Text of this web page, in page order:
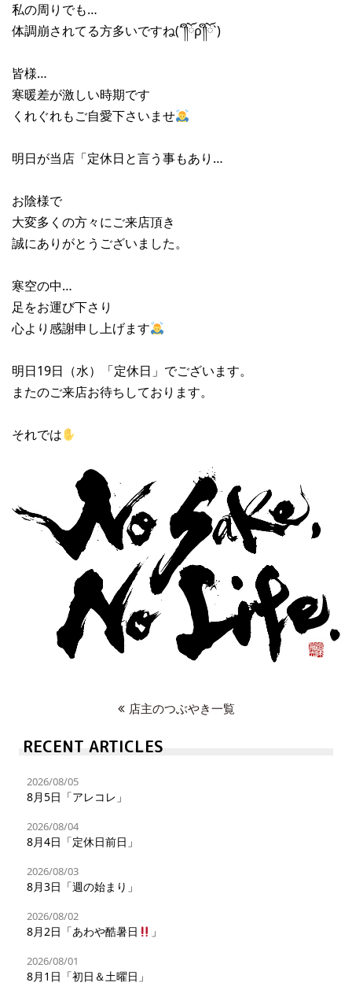
私の周りでも…
体調崩されてる方多いですね(´༎ຶོρ༎ຶོ`)
皆様…
寒暖差が激しい時期です
くれぐれもご自愛下さいませ
明日が当店「定休日と言う事もあり…
お陰様で
大変多くの方々にご来店頂き
誠にありがとうございました。
寒空の中…
足をお運び下さり
心より感謝申し上げます
明日19日（水）「定休日」でございます。
またのご来店お待ちしております。
それでは
店主のつぶやき一覧
RECENT ARTICLES
2026/08/05
8月5日「アレコレ」
2026/08/04
8月4日「定休日前日」
2026/08/03
8月3日「週の始まり」
2026/08/02
8月2日「あわや酷暑日 」
2026/08/01
8月1日「初日＆土曜日」